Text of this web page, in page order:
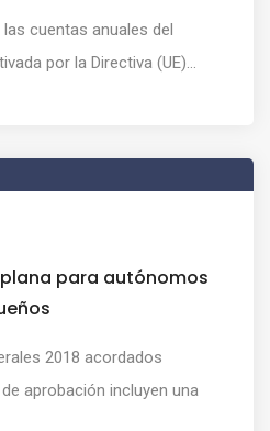
cuentas anuales del
por la Directiva (UE)...
para autónomos
2018 acordados
aprobación incluyen una